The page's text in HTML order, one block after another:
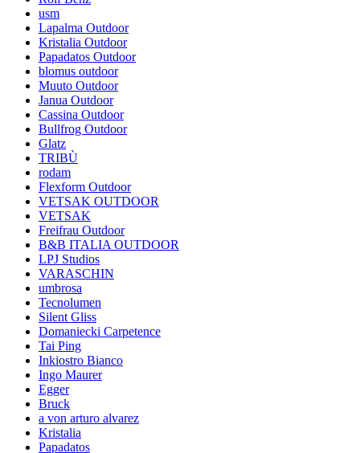
usm
Lapalma Outdoor
Kristalia Outdoor
Papadatos Outdoor
blomus outdoor
Muuto Outdoor
Janua Outdoor
Cassina Outdoor
Bullfrog Outdoor
Glatz
TRIBÙ
rodam
Flexform Outdoor
VETSAK OUTDOOR
VETSAK
Freifrau Outdoor
B&B ITALIA OUTDOOR
LPJ Studios
VARASCHIN
umbrosa
Tecnolumen
Silent Gliss
Domaniecki Carpetence
Tai Ping
Inkiostro Bianco
Ingo Maurer
Egger
Bruck
a von arturo alvarez
Kristalia
Papadatos